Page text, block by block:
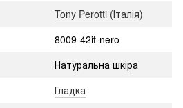
Tony Perotti (Італія)
8009-42it-nero
Натуральна шкіра
Гладка